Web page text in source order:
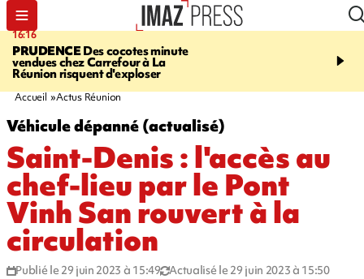
16:16
PRUDENCEDes cocotes minute
vendues chez Carrefour à La
Réunion risquent d'exploser
20:06
l'Asie, mort d'une
Accueil Actus Réunion
Véhicule dépanné (actualisé)
Saint-Denis : l'accès au
chef-lieu par le Pont
Vinh San rouvert à la
circulation
Publié le 29 juin 2023 à 15:49 Actualisé le 29 juin 2023 à 15:50